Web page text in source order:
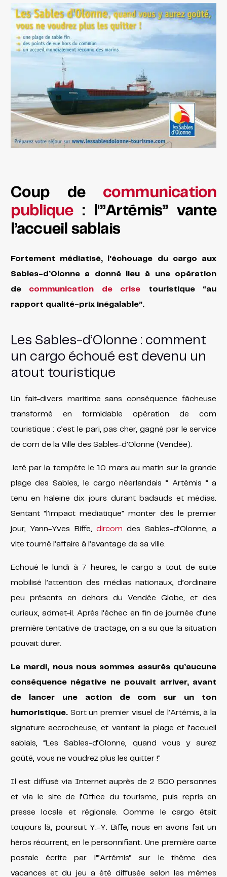
Coup de communication
publique: l'”Artémis” vante
l’accueil sablais
Fortement médiatisé, l’échouage du cargo aux
Sables-d’Olonne a donné lieu à une opération
de communication de crise touristique “au
rapport qualité-prix inégalable”.
Les Sables-d’Olonne : comment
un cargo échoué est devenu un
atout touristique
Un fait-divers maritime sans conséquence fâcheuse
transformé en formidable opération de com
touristique : c’est le pari, pas cher, gagné par le service
de com de la Ville des Sables-d’Olonne (Vendée).
Jeté par la tempête le 10 mars au matin sur la grande
plage des Sables, le cargo néerlandais ” Artémis ” a
tenu en haleine dix jours durant badauds et médias.
Sentant “l’impact médiatique” monter dès le premier
jour, Yann-Yves Biffe, dircom des Sables-d’Olonne, a
vite tourné l’affaire à l’avantage de sa ville.
Echoué le lundi à 7 heures, le cargo a tout de suite
mobilisé l’attention des médias nationaux, d’ordinaire
peu présents en dehors du Vendée Globe, et des
curieux, admet-il. Après l’échec en fin de journée d’une
première tentative de tractage, on a su que la situation
pouvait durer.
Le mardi, nous nous sommes assurés qu’aucune
conséquence négative ne pouvait arriver, avant
de lancer une action de com sur un ton
humoristique.Sort un premier visuel de l’Artémis, à la
signature accrocheuse, et vantant la plage et l’accueil
sablais, “Les Sables-d’Olonne, quand vous y aurez
goûté, vous ne voudrez plus les quitter !”
Il est diffusé via Internet auprès de 2 500 personnes
et via le site de l’Office du tourisme, puis repris en
presse locale et régionale. Comme le cargo était
toujours là, poursuit Y.-Y. Biffe, nous en avons fait un
héros récurrent, en le personnifiant. Une première carte
postale écrite par l'”Artémis” sur le thème des
vacances et du jeu a été diffusée selon les mêmes